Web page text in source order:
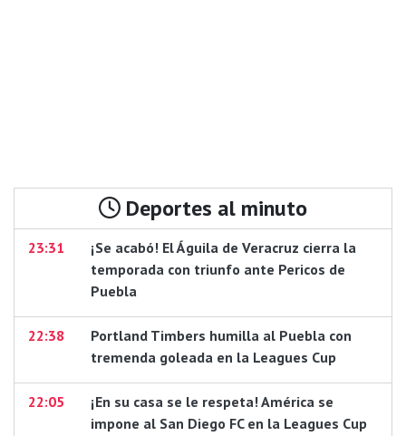
Deportes al minuto
23:31
¡Se acabó! El Águila de Veracruz cierra la
temporada con triunfo ante Pericos de
Puebla
22:38
Portland Timbers humilla al Puebla con
tremenda goleada en la Leagues Cup
22:05
¡En su casa se le respeta! América se
impone al San Diego FC en la Leagues Cup